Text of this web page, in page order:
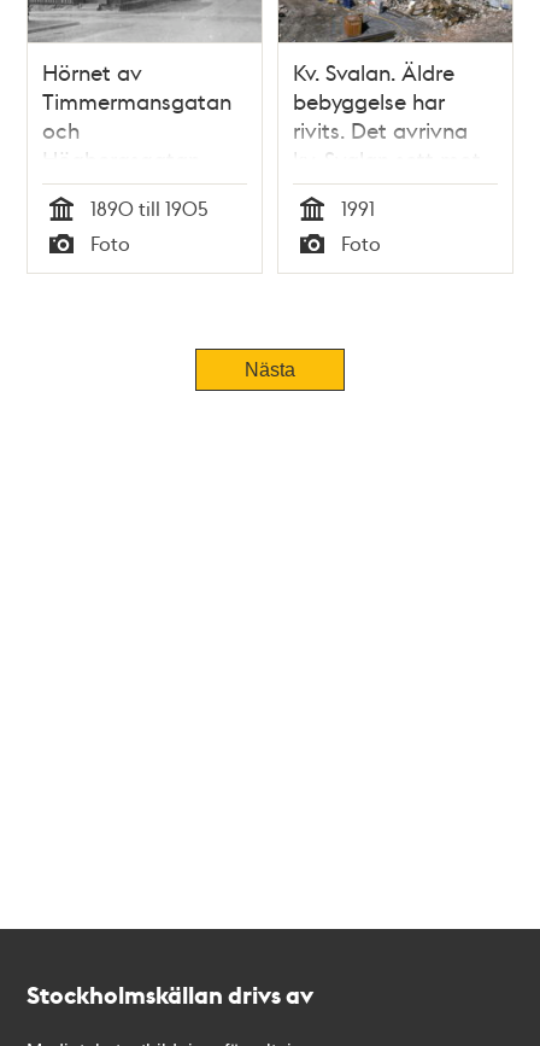
Hörnet av
Timmermansgatan
och
Högbergsgatan,
med äldre
trähusbebyggelse
Tid
1890 till 1905
Typ
Foto
Kv. Svalan. Äldre
bebyggelse har
rivits. Det avrivna
kv. Svalan sett mot
Klara kyrkogård. I
bakgrunden Klara
kyrka
Tid
1991
Typ
Foto
Nästa
Stockholmskällan drivs av